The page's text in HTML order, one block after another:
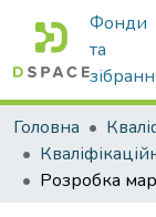
Фонди
та
Головна